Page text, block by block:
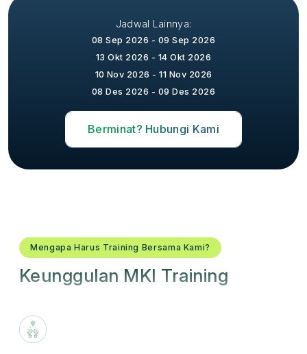
Jadwal Lainnya:
08 Sep 2026 - 09 Sep 2026
13 Okt 2026 - 14 Okt 2026
10 Nov 2026 - 11 Nov 2026
08 Des 2026 - 09 Des 2026
Berminat? Hubungi Kami
Mengapa Harus Training Bersama Kami?
Keunggulan MKI Training